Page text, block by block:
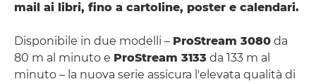
mail ai libri, fino a cartoline, poster e calendari.
Disponibile in due modelli – ProStream 3080 da
80 m al minuto e ProStream 3133 da 133 m al
minuto – la nuova serie assicura l'elevata qualità di